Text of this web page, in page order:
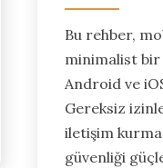
Bu rehber,
minimalist bir
Android ve
Gereksiz
iletişim
güvenliği